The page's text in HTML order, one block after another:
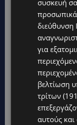
ΤΡΟΧΑΙΟ
του
Αστυνομία
συσκευή
διεύθυνση
για
βελτίωση
τρίτων
αυτούς